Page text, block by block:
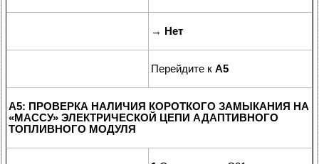
→ Нет
Перейдите к A5
A5: ПРОВЕРКА НАЛИЧИЯ КОРОТКОГО ЗАМЫКАНИЯ НА
«МАССУ» ЭЛЕКТРИЧЕСКОЙ ЦЕПИ АДАПТИВНОГО
ТОПЛИВНОГО МОДУЛЯ